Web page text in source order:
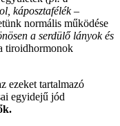
káposztafélék –
normális működése
a serdülő lányok és
tiroidhormonok
ezeket tartalmazó
egyidejű jód